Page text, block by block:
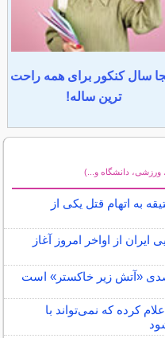
سال کنکور برای همه راحت
ترین ساله!
ورزشی، دانشگاه و...)
به اتهام قتل یکی از
از اواخر امروز آغاز
کرده‌ که نمی‌تواند با